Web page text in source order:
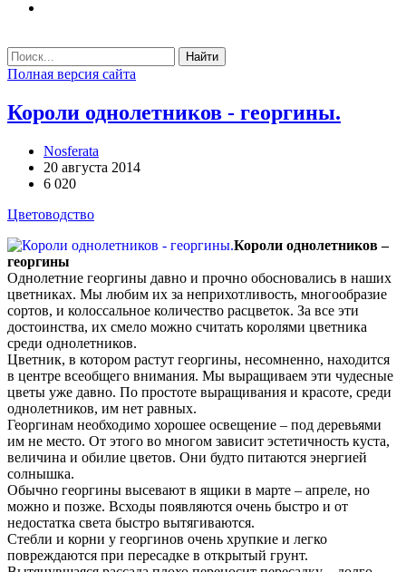
Найти
Полная версия сайта
Короли однолетников - георгины.
Nosferata
20 августа 2014
6 020
Цветоводство
Короли однолетников –
георгины
Однолетние георгины давно и прочно обосновались в наших
цветниках. Мы любим их за неприхотливость, многообразие
сортов, и колоссальное количество расцветок. За все эти
достоинства, их смело можно считать королями цветника
среди однолетников.
Цветник, в котором растут георгины, несомненно, находится
в центре всеобщего внимания. Мы выращиваем эти чудесные
цветы уже давно. По простоте выращивания и красоте, среди
однолетников, им нет равных.
Георгинам необходимо хорошее освещение – под деревьями
им не место. От этого во многом зависит эстетичность куста,
величина и обилие цветов. Они будто питаются энергией
солнышка.
Обычно георгины высевают в ящики в марте – апреле, но
можно и позже. Всходы появляются очень быстро и от
недостатка света быстро вытягиваются.
Стебли и корни у георгинов очень хрупкие и легко
повреждаются при пересадке в открытый грунт.